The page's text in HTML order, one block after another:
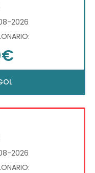
2026
2026